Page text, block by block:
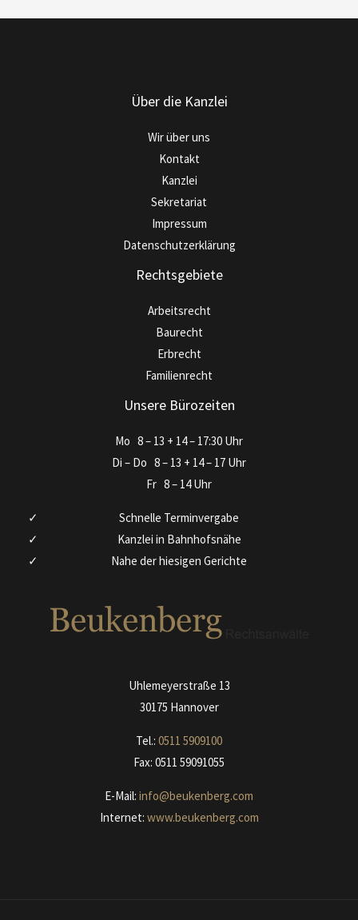
Über die Kanzlei
Wir über uns
Kontakt
Kanzlei
Sekretariat
Impressum
Datenschutzerklärung
Rechtsgebiete
Arbeitsrecht
Baurecht
Erbrecht
Familienrecht
Unsere Bürozeiten
Mo 8 – 13 + 14 – 17:30 Uhr
Di – Do 8 – 13 + 14 – 17 Uhr
Fr 8 – 14 Uhr
Schnelle Terminvergabe
Kanzlei in Bahnhofsnähe
Nahe der hiesigen Gerichte
Uhlemeyerstraße 13
30175 Hannover
Tel.: 0511 5909100
Fax: 0511 59091055
E-Mail: info@beukenberg.com
Internet: www.beukenberg.com